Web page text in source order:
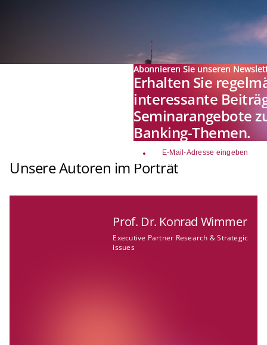
Abonnieren Sie unseren
Erhalten Sie
interessante
Seminarangebote
Banking-Themen.
email
Unsere Autoren im Porträt
Prof. Dr. Konrad Wimmer
Executive Partner Research & Strategic
issues